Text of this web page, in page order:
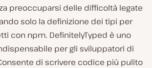
preoccuparsi delle difficoltà legate
solo la definizione dei tipi per
con npm. DefinitelyTyped è uno
per gli sviluppatori di
di scrivere codice più pulito